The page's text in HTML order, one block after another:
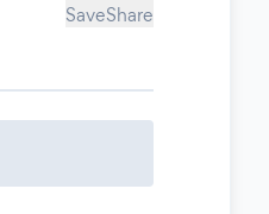
SaveShare